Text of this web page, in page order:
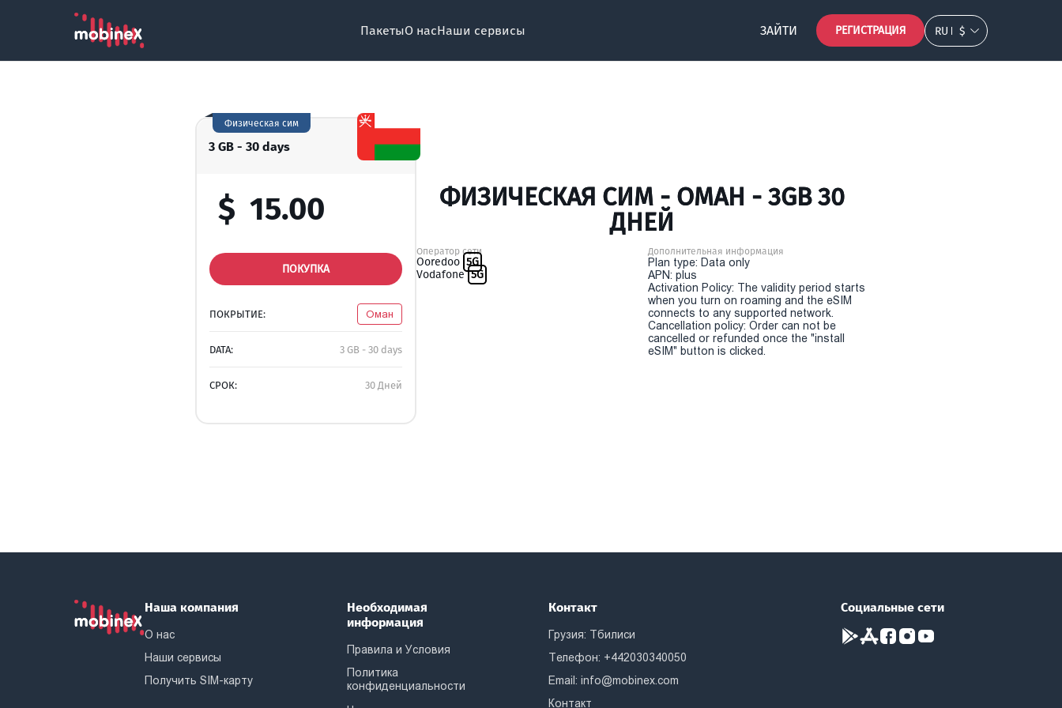
ПакетыО насНаши сервисы ЗАЙТИ РЕГИСТРАЦИЯ RU $
3 GB - 30 days
Физическая сим
$ 15.00
ПОКУПКА
ПОКРЫТИЕ: Оман
DATA: 3 GB - 30 days
СРОК: 30 Дней
ФИЗИЧЕСКАЯ СИМ - ОМАН - 3GB 30
ДНЕЙ
Оператор сети
Ooredoo 5G
Vodafone 5G
Дополнительная информация
Plan type: Data only
APN: plus
Activation Policy: The validity period starts
when you turn on roaming and the eSIM
connects to any supported network.
Cancellation policy: Order can not be
cancelled or refunded once the "install
eSIM" button is clicked.
Наша компания
О нас
Наши сервисы
Получить SIM-карту
Необходимая
информация
Правила и Условия
Политика
конфиденциальности
Контакт
Грузия: Тбилиси
Телефон: +442030340050
Email:info@mobinex.com
Контакт
Социальные сети